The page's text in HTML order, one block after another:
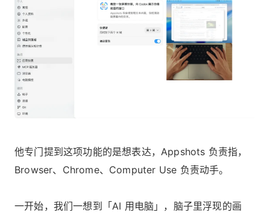
他专门提到这项功能的是想表达，Appshots 负责指，
Browser、Chrome、Computer Use 负责动手。
一开始，我们一想到「AI 用电脑」，脑子里浮现的画